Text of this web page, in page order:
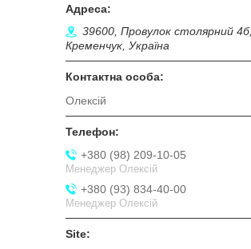
39600, Провулок столярний 4б,
Кременчук, Україна
Олексій
+380 (98) 209-10-05
Менеджер Олексій
+380 (93) 834-40-00
Менеджер Олексій